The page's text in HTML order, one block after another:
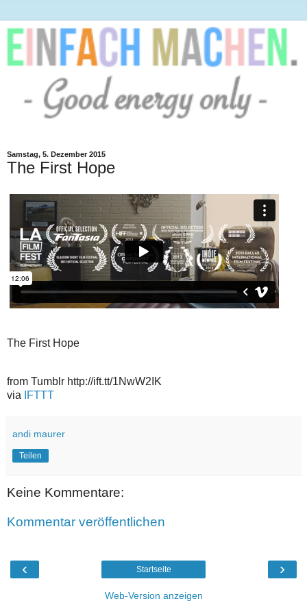
Samstag, 5. Dezember 2015
The First Hope
The First Hope
from Tumblr http://ift.tt/1NwW2IK
via
IFTTT
andi maurer
Teilen
Keine Kommentare:
Kommentar veröffentlichen
‹ ›
Startseite
Web-Version anzeigen